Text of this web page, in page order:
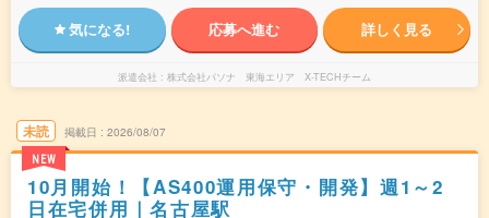
気になる! 応募へ進む 詳しく見る
派遣会社 株式会社パソナ 東海エリア X-TECHチーム
未読
NEW
掲載日 2026/08/07
10月開始！【AS400運用保守・開発】週1～2
日在宅併用｜名古屋駅